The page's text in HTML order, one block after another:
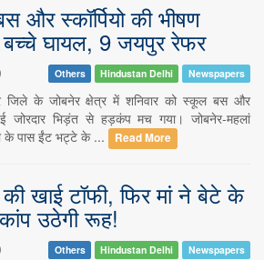
और स्कॉर्पियो की भीषण
घायल, 9 जयपुर रेफर
Others Hindustan Delhi Newspapers
के जोबनेर क्षेत्र में शनिवार को स्कूल बस और
जोरदार भिड़ंत से हड़कंप मच गया। जोबनेर-महलां
के पास ईंट भट्टे के ...
Read More
खाई टॉफी, फिर मां ने बेटे के
उठेगी रूह!
Others Hindustan Delhi Newspapers